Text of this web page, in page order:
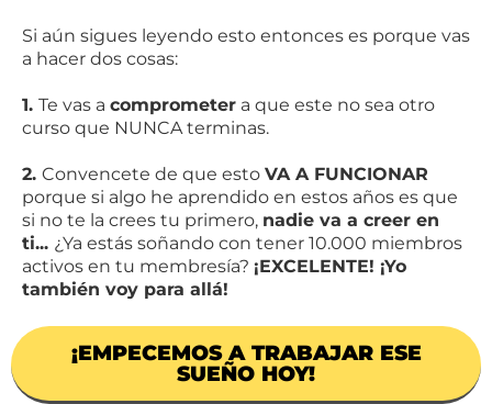
Si aún sigues leyendo esto entonces es porque vas
a hacer dos cosas:
1. Te vas a comprometer a que este no sea otro
curso que NUNCA terminas.
2. Convencete de que esto VA A FUNCIONAR
porque si algo he aprendido en estos años es que
si no te la crees tu primero, nadie va a creer en
ti... ¿Ya estás soñando con tener 10.000 miembros
activos en tu membresía? ¡EXCELENTE! ¡Yo
también voy para allá!
¡EMPECEMOS A TRABAJAR ESE
SUEÑO HOY!